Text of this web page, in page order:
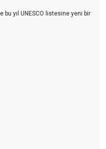
MI?
ÖNERİLERİ
MERKEZİ (TURSAM)
bu yıl UNESCO listesine yeni bir